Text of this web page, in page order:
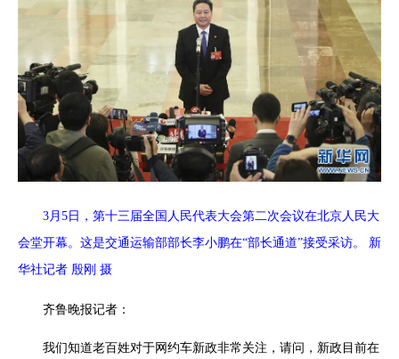
3月5日，第十三届全国人民代表大会第二次会议在北京人民大
会堂开幕。这是交通运输部部长李小鹏在“部长通道”接受采访。 新
华社记者 殷刚 摄
齐鲁晚报记者：
我们知道老百姓对于网约车新政非常关注，请问，新政目前在